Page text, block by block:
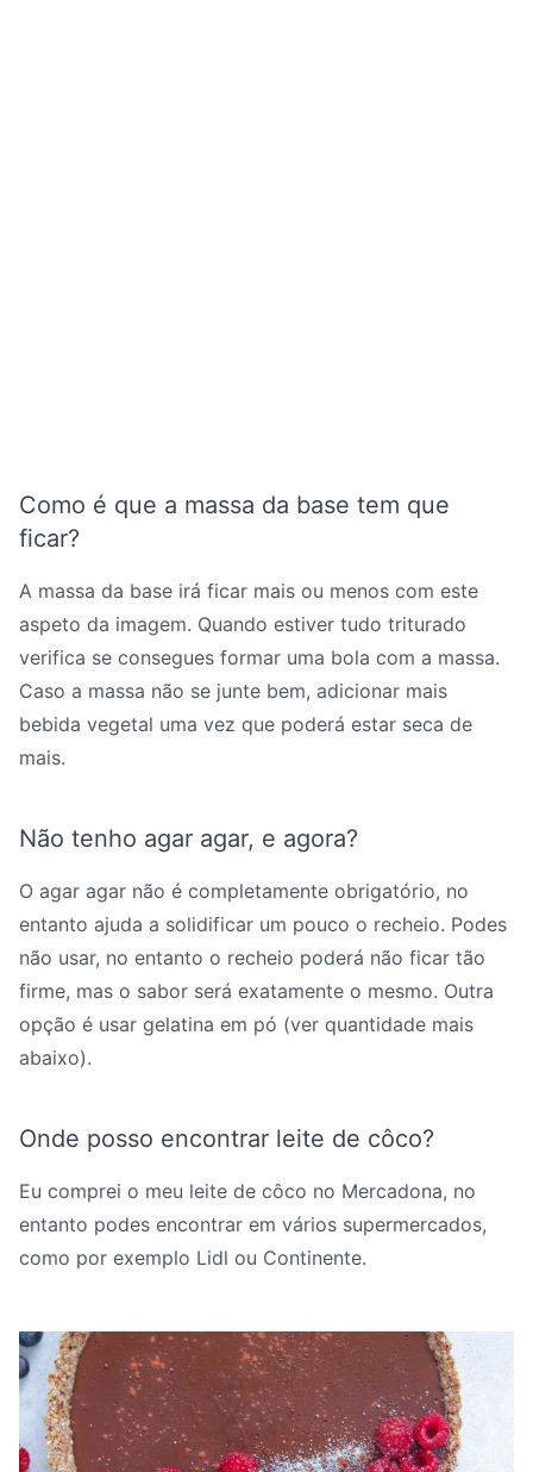
Como é que a massa da base tem que
ficar?
A massa da base irá ficar mais ou menos com este
aspeto da imagem. Quando estiver tudo triturado
verifica se consegues formar uma bola com a massa.
Caso a massa não se junte bem, adicionar mais
bebida vegetal uma vez que poderá estar seca de
mais.
Não tenho agar agar, e agora?
O agar agar não é completamente obrigatório, no
entanto ajuda a solidificar um pouco o recheio. Podes
não usar, no entanto o recheio poderá não ficar tão
firme, mas o sabor será exatamente o mesmo. Outra
opção é usar gelatina em pó (ver quantidade mais
abaixo).
Onde posso encontrar leite de côco?
Eu comprei o meu leite de côco no Mercadona, no
entanto podes encontrar em vários supermercados,
como por exemplo Lidl ou Continente.